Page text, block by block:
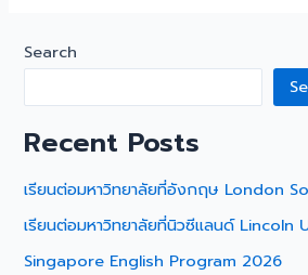
Search
Recent Posts
เรียนต่อมหาวิทยาลัยที่อังกฤษ London
เรียนต่อมหาวิทยาลัยที่นิวซีแลนด์ Lincoln
Singapore English Program 2026